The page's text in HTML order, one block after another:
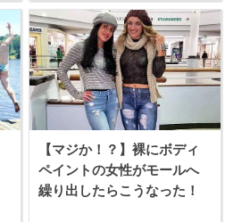
【マジか！？】裸にボディ
ペイントの女性がモールへ
繰り出したらこうなった！